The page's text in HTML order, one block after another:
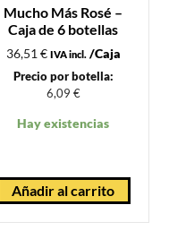
Mucho Más Rosé –
Caja de 6 botellas
36,51 € IVA incl./Caja
Precio por botella:
6,09 €
Hay existencias
Añadir al carrito